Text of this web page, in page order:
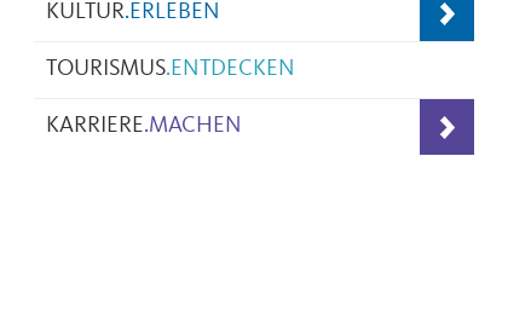
KULTUR.ERLEBEN
TOURISMUS.ENTDECKEN
KARRIERE.MACHEN